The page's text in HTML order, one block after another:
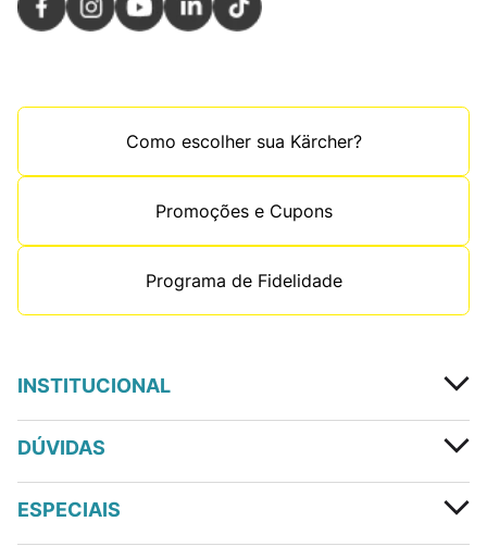
Como escolher sua Kärcher?
Promoções e Cupons
Programa de Fidelidade
INSTITUCIONAL
DÚVIDAS
ESPECIAIS